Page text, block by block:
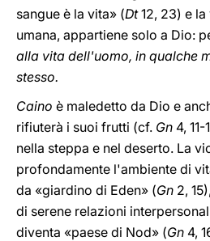
sangue è la vita» (Dt12, 23) e
umana, appartiene solo a Dio:
alla vita dell'uomo, in qualche
stesso.
Caino è maledetto da Dio e
rifiuterà i suoi frutti (cf. Gn 4,
nella steppa e nel deserto. La
profondamente l'ambiente di
da «giardino di Eden» (Gn 2,
di serene relazioni
diventa «paese di Nod» (Gn 4,